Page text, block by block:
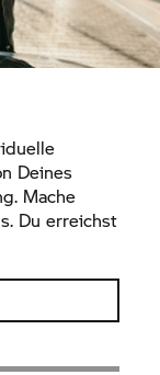
Deines
Mache
Du erreichst